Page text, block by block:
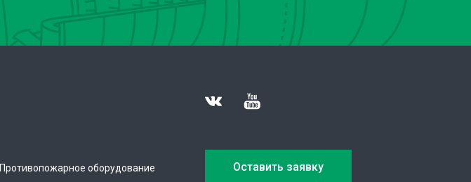
Противопожарное оборудование
Оставить заявку